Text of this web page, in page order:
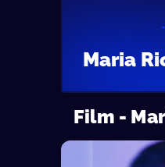
Maria
Film -